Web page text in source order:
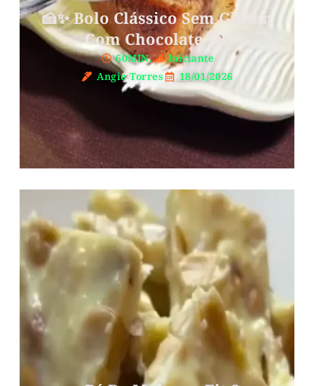
🍰✨ Bolo Clássico Sem Glúten
Com Chocolate Fit
60MIN.
Iniciante
Angie Torres
18/01/2026